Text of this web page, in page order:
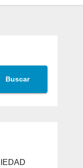
Buscar